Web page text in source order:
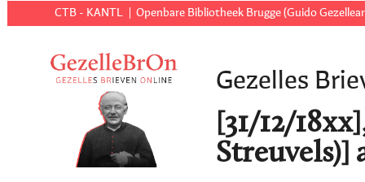
CTB - KANTL Openbare Bibliotheek Brugge (Guido
Gezelles
[31/12/
Streuvels)]